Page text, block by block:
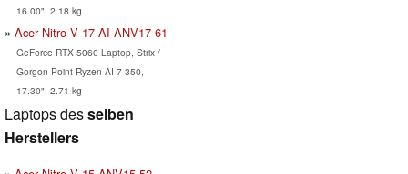
16.00", 2.18 kg
Acer Nitro V 17 AI ANV17-61
GeForce RTX 5060 Laptop, Strix /
Gorgon Point Ryzen AI 7 350,
17.30", 2.71 kg
Laptops desselben
Herstellers